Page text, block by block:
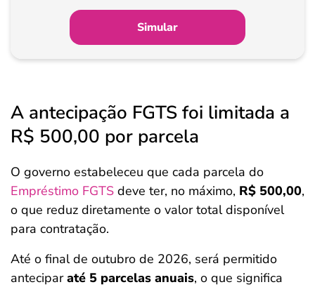
Simular
A antecipação FGTS foi limitada a
R$ 500,00 por parcela
O governo estabeleceu que cada parcela do
Empréstimo FGTS deve ter, no máximo, R$ 500,00,
o que reduz diretamente o valor total disponível
para contratação.
Até o final de outubro de 2026, será permitido
anteciparaté 5 parcelas anuais, o que significa